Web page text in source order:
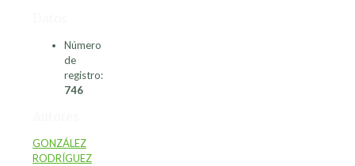
Número
de
registro:
746
GONZÁLEZ
RODRÍGUEZ